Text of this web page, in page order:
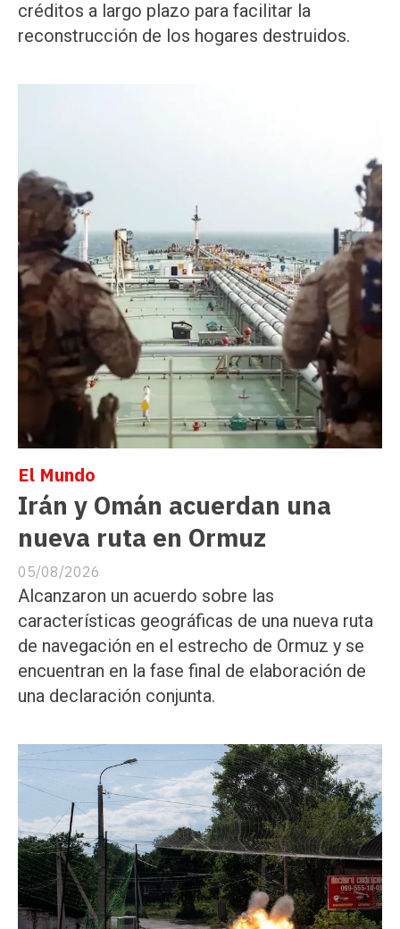
créditos a largo plazo para facilitar la
reconstrucción de los hogares destruidos.
Irán y Omán acuerdan una
nueva ruta en Ormuz
El Mundo
05/08/2026
Alcanzaron un acuerdo sobre las
características geográficas de una nueva ruta
de navegación en el estrecho de Ormuz y se
encuentran en la fase final de elaboración de
una declaración conjunta.